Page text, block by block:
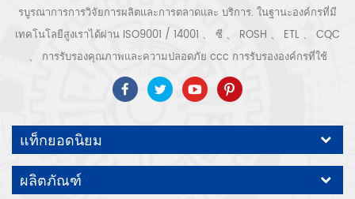
รบูรณาการการวิจัยการผลิตและการตลาดและ บริการ. ในฐานะองค์กรที่มี
เทคโนโลยีสูงเราได้ผ่าน ISO9001 / 14001 、 ซี 、 ROSH 、 ETL 、 CQC
、 การรับรองคุณภาพและความปลอดภัย ccc การรับรององค์กรที่ใช้
เทคโนโลยีขั้นสูง ฯลฯ ระบบและอุปกรณ์อัดอากาศ ได้แก่ แบบสกรู, ชนิดหอย
โข่ง, แบบไม่มีน้ำมัน, แบบเลื่อน, แบบลูกสูบ, เครื่องเป่า, ตัวกรอง, ท่อระบาย
น้ำ, พร้อมสายการผลิตเครื่องอัดอากาศที่สมบูรณ์ กว่า เครื่องอัดอากาศ 300
ชนิดสำหรับอุตสาหกรรม ผู้เชี่ยวชาญ. ของเรา บริษัท ได้สะสมมากกว่า
ประสบการณ์ 30 ปี จาก การหล่อชิ้นส่วนที่สำคัญที่สุดไปยังภาชนะรับแรงดัน
มอเตอร์ไฟฟ้าการแปรรูปชิ้นส่วนและอุปกรณ์ที่มีความแม่นยำ การประกอบ.
แท็กยอดนิยม
ผลิตภัณฑ์